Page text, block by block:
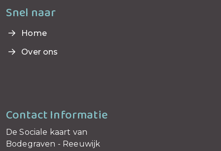
Snel naar
Home
Over ons
Contact Informatie
De Sociale kaart van
Bodegraven - Reeuwijk